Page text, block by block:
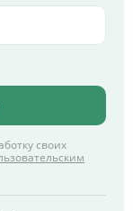
своих